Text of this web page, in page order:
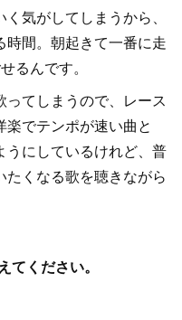
気がしてしまうから、
間。朝起きて一番に走
るんです。
てしまうので、レース
でテンポが速い曲と
にしているけれど、普
くなる歌を聴きながら
ください。